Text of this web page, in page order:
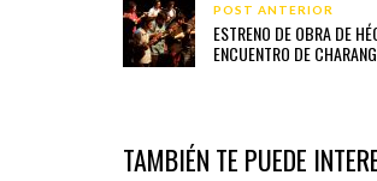
POST ANTERIOR
ESTRENO DE OBRA DE
ENCUENTRO DE
TAMBIÉN TE PUEDE